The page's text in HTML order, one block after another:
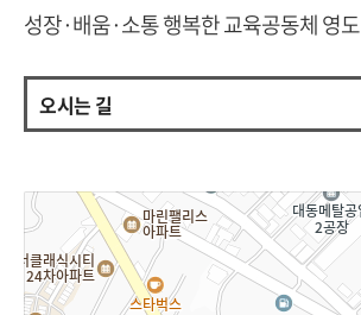
성장·배움·소통 행복한 교육공동체 영도
오시는 길